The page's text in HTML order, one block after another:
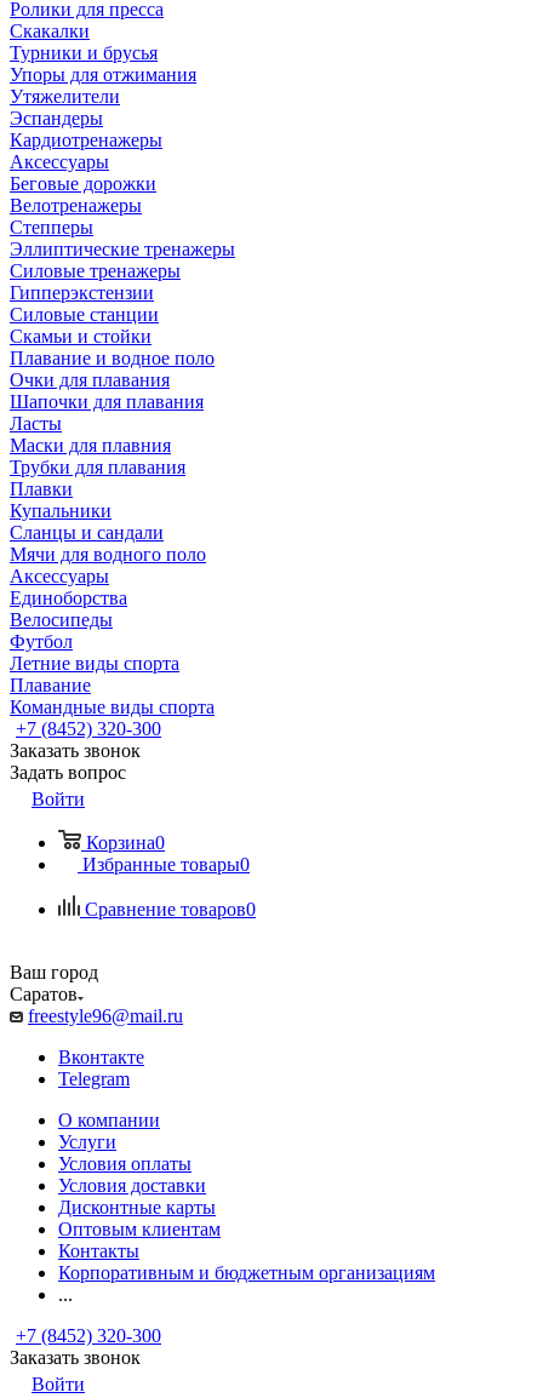
Ролики для пресса
Скакалки
Турники и брусья
Упоры для отжимания
Утяжелители
Эспандеры
Кардиотренажеры
Аксессуары
Беговые дорожки
Велотренажеры
Степперы
Эллиптические тренажеры
Силовые тренажеры
Гипперэкстензии
Силовые станции
Скамьи и стойки
Плавание и водное поло
Очки для плавания
Шапочки для плавания
Ласты
Маски для плавния
Трубки для плавания
Плавки
Купальники
Сланцы и сандали
Мячи для водного поло
Аксессуары
Единоборства
Велосипеды
Футбол
Летние виды спорта
Плавание
Командные виды спорта
+7 (8452) 320-300
Заказать звонок
Задать вопрос
Войти
Корзина0
Избранные товары0
Сравнение товаров0
Ваш город
Саратов
freestyle96@mail.ru
Вконтакте
Telegram
О компании
Услуги
Условия оплаты
Условия доставки
Дисконтные карты
Оптовым клиентам
Контакты
Корпоративным и бюджетным организациям
...
+7 (8452) 320-300
Заказать звонок
Войти